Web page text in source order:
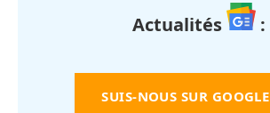
Actualités
:
SUIS-NOUS SUR GOOGLE